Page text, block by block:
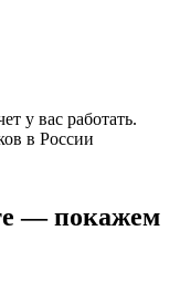
у вас работать.
в России
— покажем